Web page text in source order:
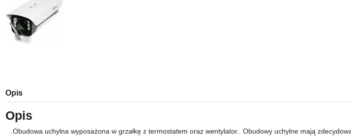
Opis
Opis
.Obudowa uchylna wyposażona w grzałkę z termostatem oraz wentylator.. Obudowy uchylne mają